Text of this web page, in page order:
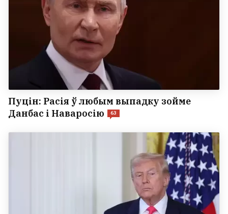
Пуцін: Расія ў любым выпадку зойме
Данбас і Наваросію
63